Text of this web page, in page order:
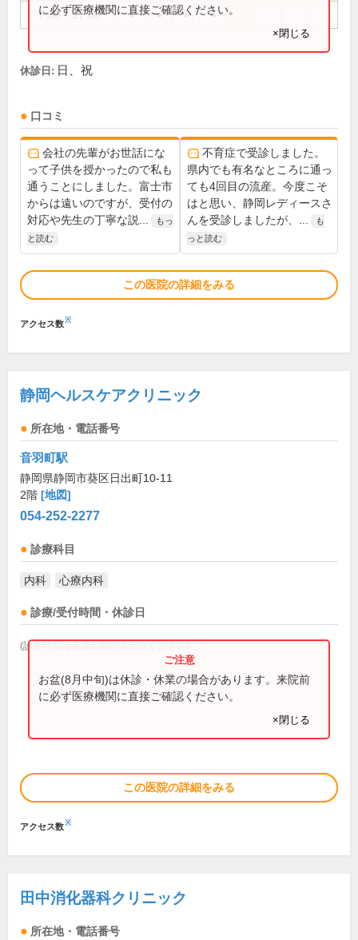
7:30～17:30 ● ● ● ●
に必ず医療機関に直接ご確認ください。
×閉じる
休診日: 日、祝
口コミ
会社の先輩がお世話にな
って子供を授かったので私も
通うことにしました。富士市
からは遠いのですが、受付の
対応や先生の丁寧な説...
もっ
と読む
不育症で受診しました。
県内でも有名なところに通っ
ても4回目の流産。今度こそ
はと思い、静岡レディースさ
んを受診しましたが、...
も
っと読む
この医院の詳細をみる
アクセス数※
静岡ヘルスケアクリニック
所在地・電話番号
音羽町駅
静岡県静岡市葵区日出町10-11
2階 [地図]
054-252-2277
診療科目
内科 心療内科
診療/受付時間・休診日
(診療時間は直接お問い合わせください)
お盆(8月中旬)は休診・休業の場合があります。来院前
に必ず医療機関に直接ご確認ください。
×閉じる
この医院の詳細をみる
アクセス数※
田中消化器科クリニック
所在地・電話番号